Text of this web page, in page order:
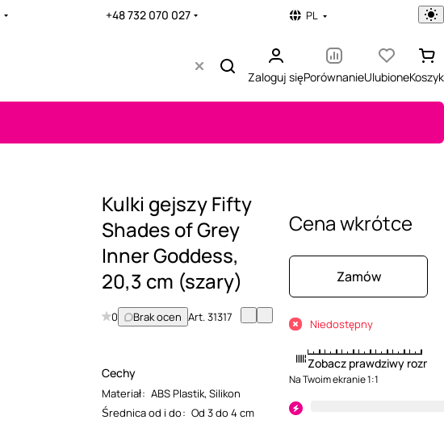
+48 732 070 027 PL
Zaloguj sięPorównanieUlubioneKoszyk
Kulki gejszy Fifty
Shades of Grey
Inner Goddess,
20,3 cm (szary)
0 Brak ocen Art.31317
Cechy
Materiał: ABS Plastik, Silikon
Średnica od i do: Od 3 do 4 cm
Cena wkrótce
Zamów
Niedostępny
Zobacz prawdziwy
Na Twoim ekranie 1:1